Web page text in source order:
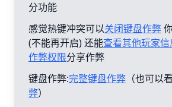
分功能
感觉热键冲突可以关闭键盘作弊
(不能再开启) 还能查看其他玩家信
作弊权限分享作弊
键盘作弊:完整键盘作弊 （也可以
弊）